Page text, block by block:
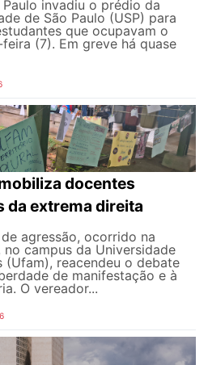
invadiu o prédio da
de São Paulo (USP) para
que ocupavam o
(7). Em greve há quase
docentes
da extrema direita
agressão, ocorrido na
campus da Universidade
(Ufam), reacendeu o debate
de manifestação e à
O vereador...